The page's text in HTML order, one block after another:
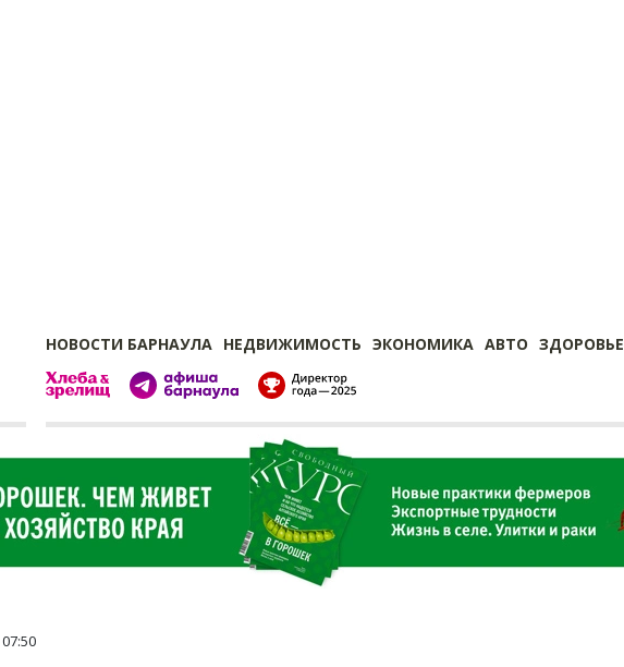
НОВОСТИ БАРНАУЛА НЕДВИЖИМОСТЬ ЭКОНОМИКА АВТО ЗДОРОВЬЕ
07:50